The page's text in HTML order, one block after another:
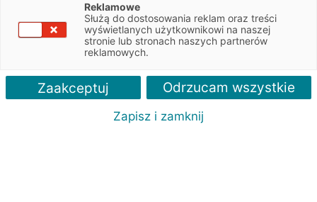
Reklamowe
Służą do dostosowania reklam oraz treści
wyświetlanych użytkownikowi na naszej
stronie lub stronach naszych partnerów
reklamowych.
Zaakceptuj Odrzucam wszystkie
Zapisz i zamknij